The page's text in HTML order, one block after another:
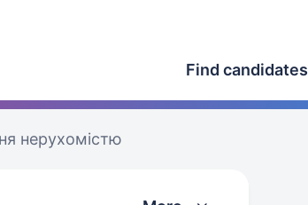
Find candidates
нерухомістю